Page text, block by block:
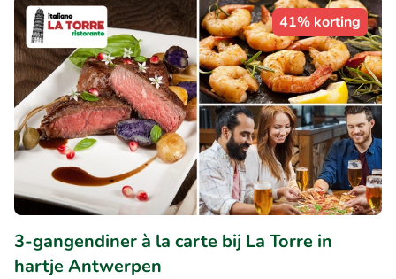
41% korting
3-gangendiner à la carte bij La Torre in
hartje Antwerpen